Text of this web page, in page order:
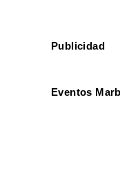
Publicidad
Eventos